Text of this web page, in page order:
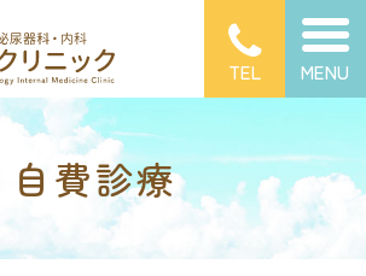
MENU
TEL
自費診療